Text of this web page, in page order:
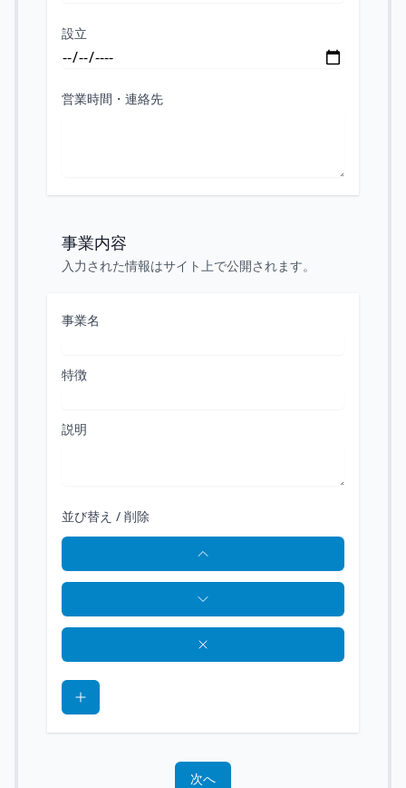
設立
営業時間・連絡先
事業内容
入力された情報はサイト上で公開されます。
事業名
特徴
説明
並び替え / 削除
次へ